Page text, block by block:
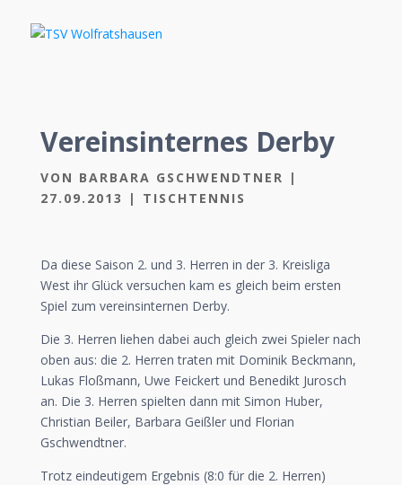
Vereinsinternes Derby
VON BARBARA GSCHWENDTNER |
27.09.2013
| TISCHTENNIS
Da diese Saison 2. und 3. Herren in der 3. Kreisliga
West ihr Glück versuchen kam es gleich beim ersten
Spiel zum vereinsinternen Derby.
Die 3. Herren liehen dabei auch gleich zwei Spieler nach
oben aus: die 2. Herren traten mit Dominik Beckmann,
Lukas Floßmann, Uwe Feickert und Benedikt Jurosch
an. Die 3. Herren spielten dann mit Simon Huber,
Christian Beiler, Barbara Geißler und Florian
Gschwendtner.
Trotz eindeutigem Ergebnis (8:0 für die 2. Herren)